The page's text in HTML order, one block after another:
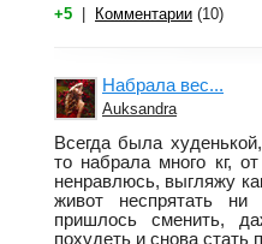
+5 Комментарии (10)
Набрала вес...
Auksandra
Всегда была
то набрала много кг,
ненравлюсь, выгляжу
живот неспрятать
пришлось сменить,
похудеть и снова стать